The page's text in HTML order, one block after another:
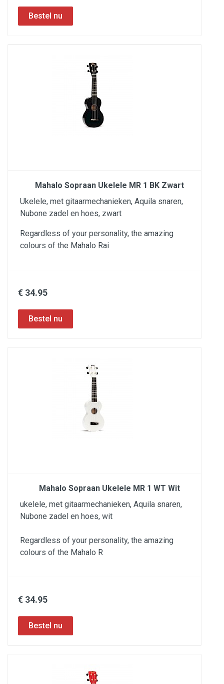
Mahalo Sopraan Ukelele MR 1 BK Zwart
Ukelele, met gitaarmechanieken, Aquila snaren,
Nubone zadel en hoes, zwart
Regardless of your personality, the amazing
colours of the Mahalo Rai
€ 34.95
Mahalo Sopraan Ukelele MR 1 WT Wit
ukelele, met gitaarmechanieken, Aquila snaren,
Nubone zadel en hoes, wit
Regardless of your personality, the amazing
colours of the Mahalo R
€ 34.95